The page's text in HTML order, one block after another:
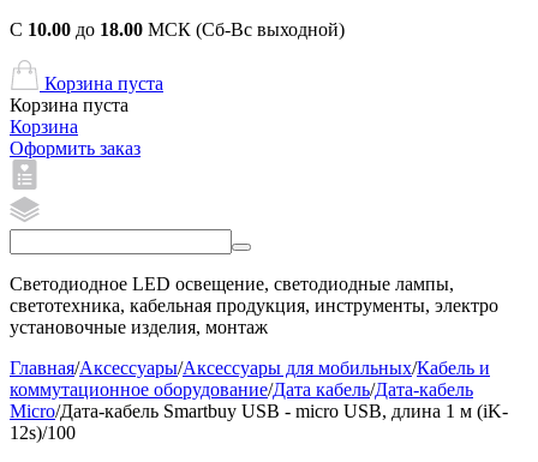
С 10.00 до 18.00 МСК (Сб-Вс выходной)
Корзина пуста
Корзина пуста
Корзина
Оформить заказ
Светодиодное LED освещение, светодиодные лампы,
светотехника, кабельная продукция, инструменты, электро
установочные изделия, монтаж
Главная/Аксессуары/Аксессуары для мобильных/Кабель и
коммутационное оборудование/Дата кабель/Дата-кабель
Micro/Дата-кабель Smartbuy USB - micro USB, длина 1 м (iK-
12s)/100